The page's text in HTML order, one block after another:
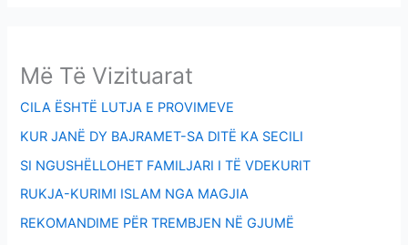
Më Të Vizituarat
CILA ËSHTË LUTJA E PROVIMEVE
KUR JANË DY BAJRAMET-SA DITË KA SECILI
SI NGUSHËLLOHET FAMILJARI I TË VDEKURIT
RUKJA-KURIMI ISLAM NGA MAGJIA
REKOMANDIME PËR TREMBJEN NË GJUMË